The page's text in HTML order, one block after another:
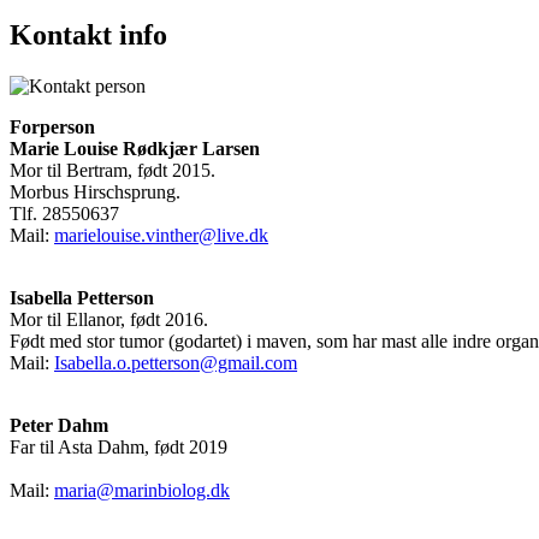
Kontakt info
Forperson
Marie Louise Rødkjær Larsen
Mor til Bertram, født 2015.
Morbus Hirschsprung.
Tlf. 28550637
Mail: marielouise.vinther@live.dk
Isabella Petterson
Mor til Ellanor, født 2016.
Født med stor tumor (godartet) i maven, som har mast alle indre
Mail: Isabella.o.petterson@gmail.com
Peter Dahm
Far til Asta Dahm, født 2019
Mail: maria@marinbiolog.dk